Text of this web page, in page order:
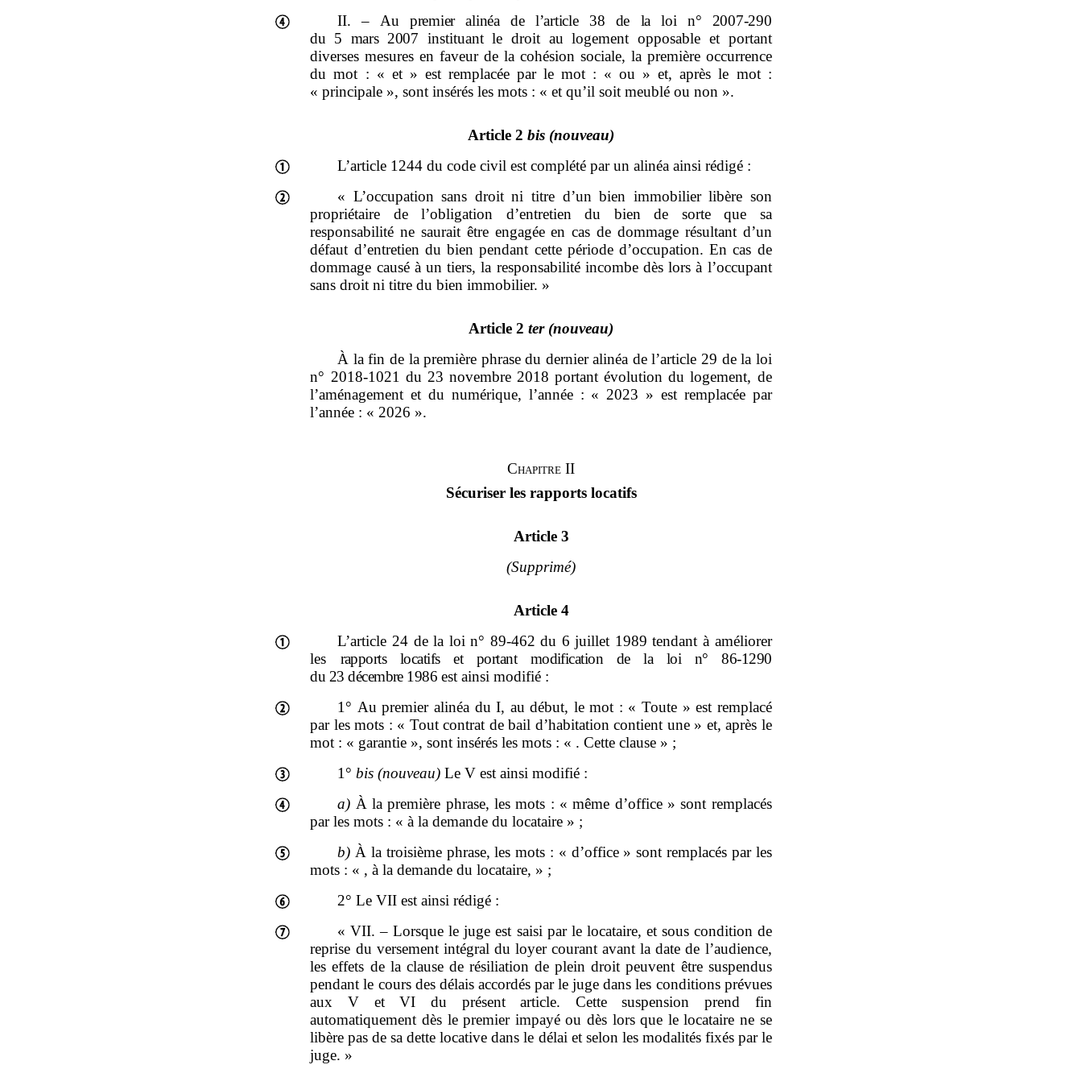
II.
– Au premier alinéa de l’article 38 de la loi n° 2007‑290
du
5 mars 2007 instituant le droit au logement opposable et portant
diverses mesures en faveur de la cohésion sociale, la première occurrence
du mot : « et » est remplacée par le mot : « ou » et, après le mot :
« principale », sont insérés les mots : « et qu’il soit meublé ou non ».
Article 2 bis (nouveau)
L’article 1244 du code civil est complété par un alinéa ainsi rédigé :
« L’occupation sans droit ni titre d’un bien immobilier libère son
propriétaire de l’obligation d’entretien du bien de sorte que sa
responsabilité ne saurait être engagée en cas de dommage résultant d’un
défaut d’entretien du bien pendant cette période d’occupation. En cas de
dommage causé à un tiers, la responsabilité incombe dès lors à l’occupant
sans droit ni titre du bien immobilier. »
Article 2 ter (nouveau)
À la fin de la première phrase du dernier alinéa de l’article 29 de la loi
n° 2018‑1021 du 23 novembre 2018 portant évolution du logement, de
l’aménagement et du numérique, l’année : « 2023 » est remplacée par
l’année : « 2026 ».
Chapitre II
Sécuriser les rapports locatifs
Article 3
(Supprimé)
Article 4
L’article 24 de la loi n° 89‑462 du 6 juillet 1989 tendant à améliorer
les rapports locatifs et portant modification de la loi n° 86‑1290
du 23 décembre 1986 est ainsi modifié :
1° Au premier alinéa du I, au début, le mot : « Toute » est remplacé
par les mots : « Tout contrat de bail d’habitation contient une » et, après le
mot : « garantie », sont insérés les mots : « . Cette clause » ;
1°bis (nouveau) Le V est ainsi modifié :
a) À la première phrase, les mots : « même d’office » sont remplacés
par les mots : « à la demande du locataire » ;
b) À la troisième phrase, les mots : « d’office » sont remplacés par les
mots : « , à la demande du locataire, » ;
2° Le VII est ainsi rédigé :
« VII. – Lorsque le juge est saisi par le locataire, et sous condition de
reprise du versement intégral du loyer courant avant la date de l’audience,
les effets de la clause de résiliation de plein droit peuvent être suspendus
pendant le cours des délais accordés par le juge dans les conditions prévues
aux V et VI du présent article. Cette suspension prend fin
automatiquement dès le premier impayé ou dès lors que le locataire ne se
libère pas de sa dette locative dans le délai et selon les modalités fixés par le
juge. »